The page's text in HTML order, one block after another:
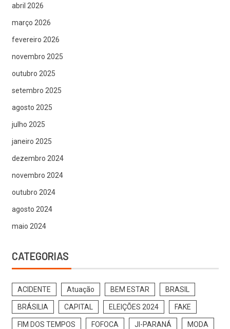
abril 2026
março 2026
fevereiro 2026
novembro 2025
outubro 2025
setembro 2025
agosto 2025
julho 2025
janeiro 2025
dezembro 2024
novembro 2024
outubro 2024
agosto 2024
maio 2024
CATEGORIAS
ACIDENTE Atuação BEM ESTAR BRASIL
BRÁSILIA CAPITAL ELEIÇÕES 2024 FAKE
FIM DOS TEMPOS FOFOCA JI-PARANÁ MODA